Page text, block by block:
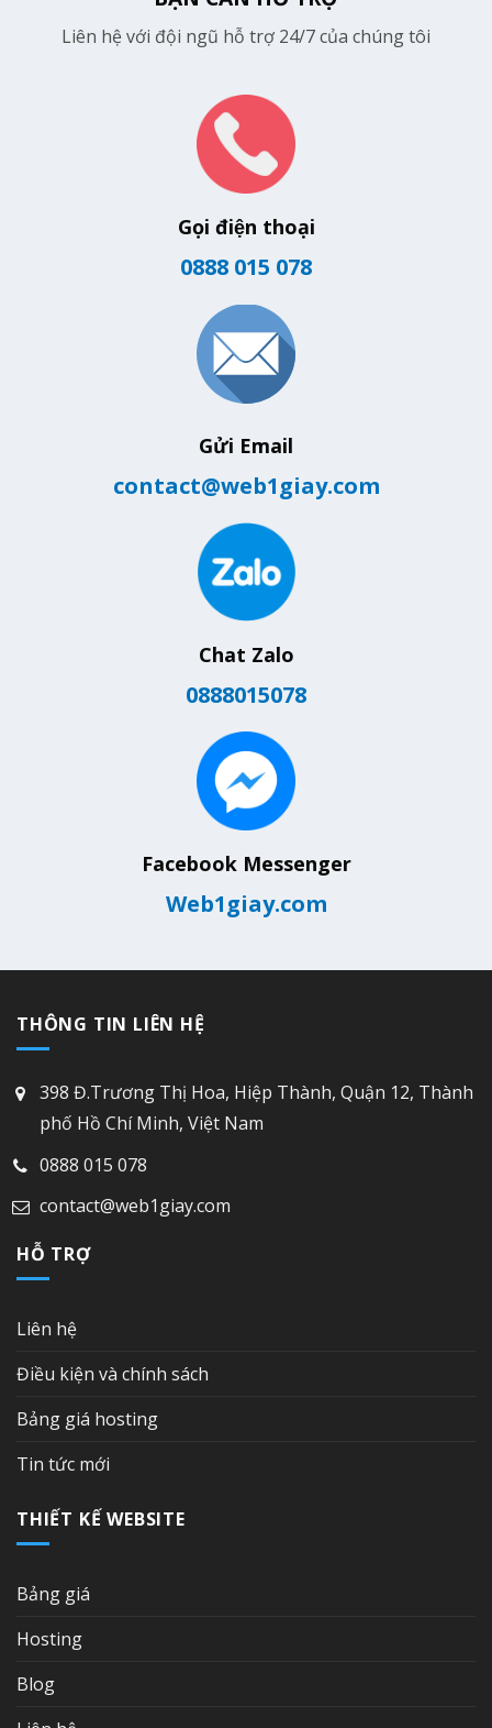
Liên hệ với đội ngũ hỗ trợ 24/7 của chúng tôi
Gọi điện thoại
0888 015 078
Gửi Email
contact@web1giay.com
Chat Zalo
0888015078
Facebook Messenger
Web1giay.com
THÔNG TIN LIÊN HỆ
398 Đ.Trương Thị Hoa, Hiệp Thành, Quận 12, Thành
phố Hồ Chí Minh, Việt Nam
0888 015 078
contact@web1giay.com
HỖ TRỢ
Liên hệ
Điều kiện và chính sách
Bảng giá hosting
Tin tức mới
THIẾT KẾ WEBSITE
Bảng giá
Hosting
Blog